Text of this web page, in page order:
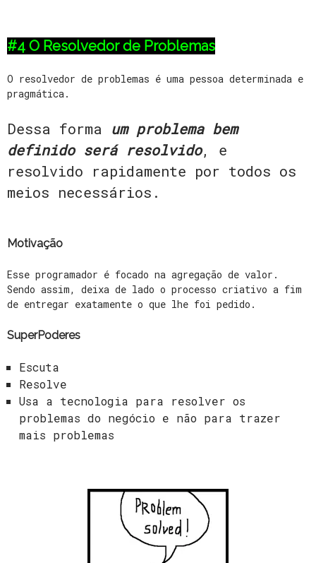
#4 O Resolvedor de Problemas
O resolvedor de problemas é uma pessoa determinada e
pragmática.
Dessa forma um problema bem
definido será resolvido, e
resolvido rapidamente por todos os
meios necessários.
Motivação
Esse programador é focado na agregação de valor.
Sendo assim, deixa de lado o processo criativo a fim
de entregar exatamente o que lhe foi pedido.
SuperPoderes
Escuta
Resolve
Usa a tecnologia para resolver os
problemas do negócio e não para trazer
mais problemas